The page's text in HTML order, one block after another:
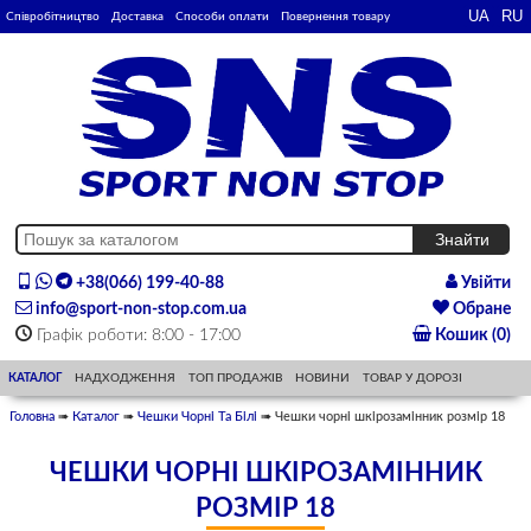
Співробітництво Доставка Способи оплати Повернення товару
+38(066) 199-40-88
info@sport-non-stop.com.ua
Графік роботи: 8:00 - 17:00
Увійти
Обране
Кошик (0)
КАТАЛОГ НАДХОДЖЕННЯ ТОП ПРОДАЖІВ НОВИНИ ТОВАР У ДОРОЗІ
Головна ➠ Каталог ➠ Чешки Чорні Та Білі ➠ Чешки чорні шкірозамінник розмір 18
ЧЕШКИ ЧОРНІ ШКІРОЗАМІННИК
РОЗМІР 18